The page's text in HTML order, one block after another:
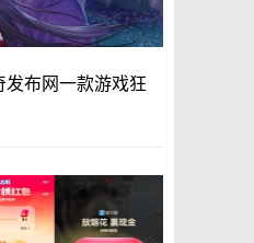
布网一款游戏狂